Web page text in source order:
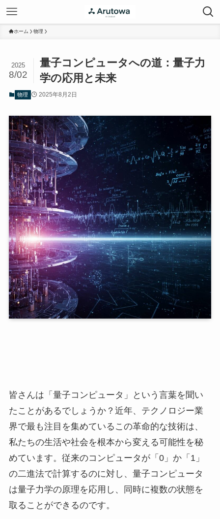
ホーム 物理
量子コンピュータへの道：量子力
学の応用と未来
2025
8/02
物理 2025年8月2日
皆さんは「量子コンピュータ」という言葉を聞い
たことがあるでしょうか？近年、テクノロジー業
界で最も注目を集めているこの革命的な技術は、
私たちの生活や社会を根本から変える可能性を秘
めています。従来のコンピュータが「0」か「1」
の二進法で計算するのに対し、量子コンピュータ
は量子力学の原理を応用し、同時に複数の状態を
取ることができるのです。